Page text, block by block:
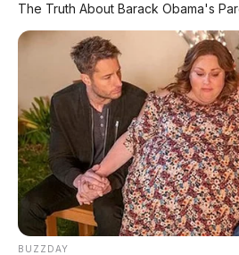
premium ala flagship
•Interior revolusioner–
mengambang, chip
column shifter
•Kualitas bangunan solid
C-IASI 88,2%, baja 2.000 MPa
❌ Kekurangan &
The Truth About Barack Obama's
BUZZDAY